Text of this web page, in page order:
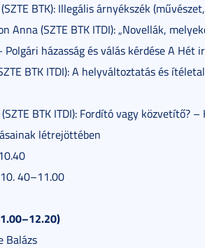
BTK): Illegális árnyékszék
Anna (SZTE BTK ITDI): „Novellák,
Polgári házasság és válás kérdése A
BTK ITDI): A helyváltoztatás és
BTK ITDI): Fordító vagy közvetítő?
létrejöttében
40–11.00
Balázs